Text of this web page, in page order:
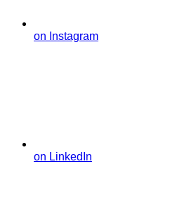
on Instagram
on LinkedIn